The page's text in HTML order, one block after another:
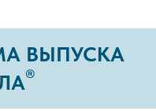
ВЫПУСКА
®